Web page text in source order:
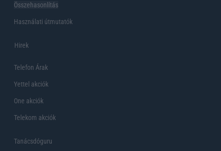
Összehasonlítás
Használati útmutatók
Hirek
Telefon Árak
Yettel akciók
One akciók
Telekom akciók
Tanácsdóguru